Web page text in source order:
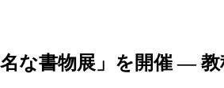
な書物展」を開催 — 教